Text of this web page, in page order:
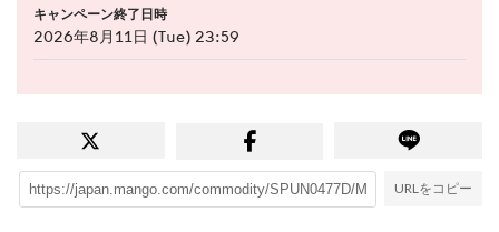
キャンペーン終了日時
2026年8月11日 (Tue) 23:59
URLをコピー